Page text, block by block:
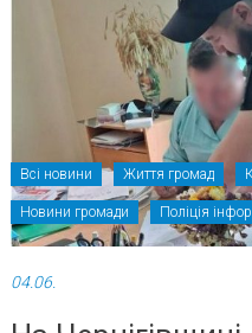
Всі новини Життя громад
Новини громади Поліція
04.06.